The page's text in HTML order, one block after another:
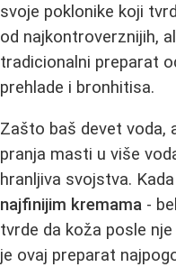
svoje poklonike koji
od najkontroverznijih,
tradicionalni preparat
prehlade i bronhitisa.
Zašto baš devet voda,
pranja masti u više
hranljiva svojstva.
najfinijim kremama -
tvrde da koža posle
je ovaj preparat